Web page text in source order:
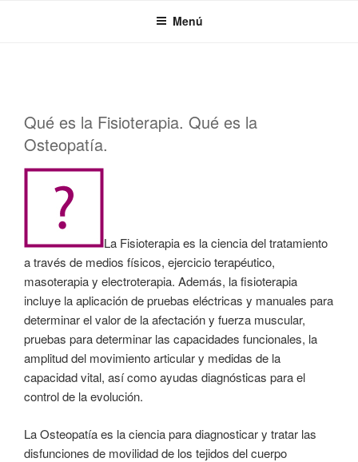
Menú
EL
Qué es la Fisioterapia. Qué es la
Osteopatía.
La Fisioterapia es la ciencia del tratamiento
a través de medios físicos, ejercicio terapéutico,
masoterapia y electroterapia. Además, la fisioterapia
incluye la aplicación de pruebas eléctricas y manuales para
determinar el valor de la afectación y fuerza muscular,
pruebas para determinar las capacidades funcionales, la
amplitud del movimiento articular y medidas de la
capacidad vital, así como ayudas diagnósticas para el
control de la evolución.
La Osteopatía es la ciencia para diagnosticar y tratar las
disfunciones de movilidad de los tejidos del cuerpo